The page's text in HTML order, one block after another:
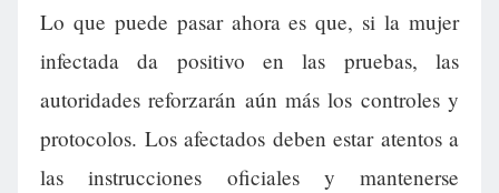
Lo que puede pasar ahora es que, si la mujer
infectada da positivo en las pruebas, las
autoridades reforzarán aún más los controles y
protocolos. Los afectados deben estar atentos a
las instrucciones oficiales y mantenerse